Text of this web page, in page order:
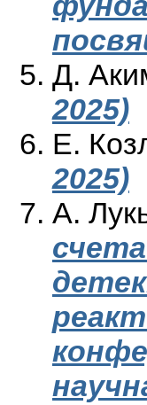
Д.
2025)
Е.
2025)
А.